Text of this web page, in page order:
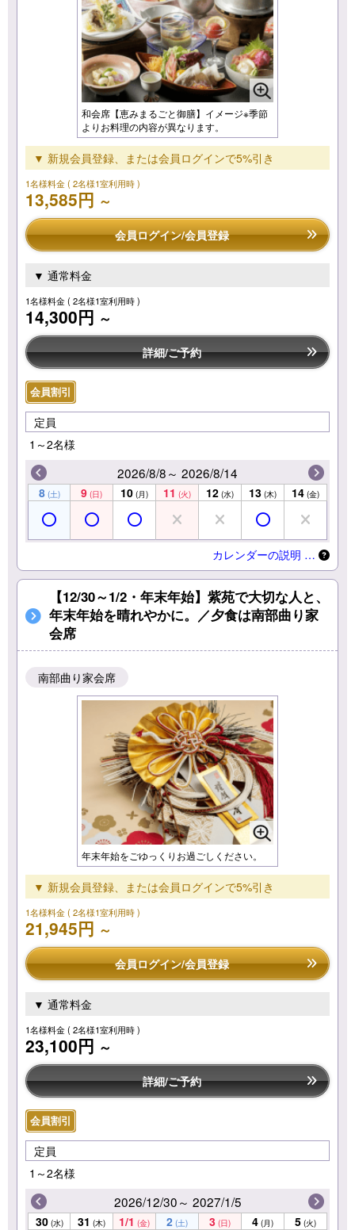
和会席【恵みまるごと御膳】イメージ※季節
よりお料理の内容が異なります。
▼ 新規会員登録、または会員ログインで5%引き
1名様料金( 2名様1室利用時 )
13,585円 ～
会員ログイン/会員登録
▼ 通常料金
1名様料金( 2名様1室利用時 )
14,300円 ～
詳細/ご予約
会員割引
定員
1～2名様
2026/8/8～ 2026/8/14
8 (土) 9 (日) 10 (月) 11 (火) 12 (水) 13 (木) 14 (金)
カレンダーの説明 …
【12/30～1/2・年末年始】紫苑で大切な人と、
年末年始を晴れやかに。／夕食は南部曲り家
会席
南部曲り家会席
年末年始をごゆっくりお過ごしください。
▼ 新規会員登録、または会員ログインで5%引き
1名様料金( 2名様1室利用時 )
21,945円 ～
会員ログイン/会員登録
▼ 通常料金
1名様料金( 2名様1室利用時 )
23,100円 ～
詳細/ご予約
会員割引
定員
1～2名様
2026/12/30～ 2027/1/5
30 (水) 31 (木) 1/1 (金) 2 (土) 3 (日) 4 (月) 5 (火)